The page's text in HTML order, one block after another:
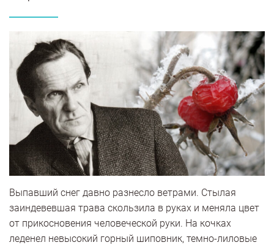
Выпавший снег давно разнесло ветрами. Стылая
заиндевевшая трава скользила в руках и меняла цвет
от прикосновения человеческой руки. На кочках
леденел невысокий горный шиповник, темно-лиловые